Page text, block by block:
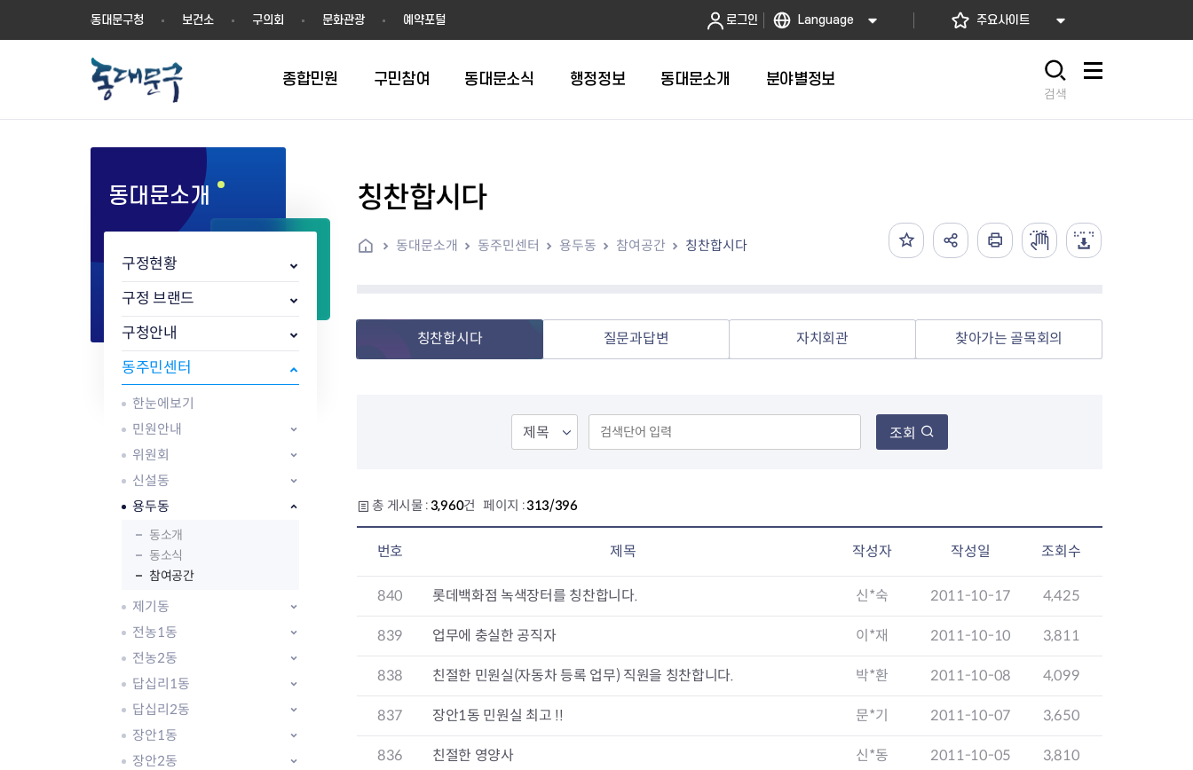
동대문구청 보건소 구의회 문화관광 예약포털 로그인 Language 주요사이트
종합민원
민원실안내
온라인번호표 발급(대기현황)
무인민원발급기
민원편의시책 및 제도
가족관계등록 제신고 후속절차
원스톱 통합안내
행정서비스헌장
어디서나민원
세무
건설관리
건축
대형폐기물신청
청년 행정체험단 신청
민원통합상담창구
구민참여
온라인접수
온라인접수내역
설문조사
공유공간 대관 시설 안내
나눔의 장터마당
추진현황
자주묻는질문
새소식
동대문소식
구정소식
보도자료
포토구정
고시공고
입법예고
문화행사
강좌교육
채용공고
유관기관소식
공모사업 알림방
동대문구소식지
실버 소식지
출산‧양육‧다자녀지원 안내
행정정보
주요업무계획(2024년~)
주요업무계획(~2023년)
비전 2026
동대문구청장직 인수위원회 백
월중주요행사
정책실명제
수상현황
월별행사달력
예산일반현황
주민참여예산제도
지방재정공시
예산낭비신고
행정정보 사전공표
결재문서 공개
업무추진비 공개
지출집행내역 공개
공유재산 정보
조직운영 핵심지표
공공데이터개방
계약현황
행정규제개혁
행정처분
법률상담
동대문구 AI 사업 현황
동대문소개
역사
상징물
기본현황
행정구역
꽃의 도시
Walking City
상징말(BI)
도시브랜드
청사안내
위원회
제기동
전농2동
휘경2동
공공기관
국내도시
국외도시
직거래장터쇼핑몰
이용안내
공직자부조리신고
하도급부조리신고
공익신고
부패행위신고
행동강령위반신고
옴부즈만 소개
고충민원 신청방법 및 처리
조사결과 공표
고향사랑기부제
답례물품
분야별정보
교육소식
교육프로그램
정보화교육
여성복지관
평생학습관
교육지원센터
구민 아카데미 신청
민방위
원어민 화상영어
동국 천문대
교육경비보조금 지원
일자리소식
일자리센터
직업소개사업
DDM 청년창업센터
관련링크
청년정책 문자알림서비스
바우처사업
노인
장애인
DDM 청소년아지트
안전문화운동
우리 동네 안전지도
안전 체험·교육
재난유형별 주요정책사업
재난약자 행동요령
지리교통소식
도로명주소 안내
상세주소 부여제도
지리정보
자전거
주차장
우회전알리미
문화체육소식
행사 및 프로그램
문화체육시설
공원녹지현황
단체안내
동대문문화재단
청소환경소식
쓰레기배출및수거
종량제봉투 및 납부필증
대형폐기물신청
재활용센터
정화조청소
환경오염현황
지역경제소식
기업 관련 사이트
동대문구 착한가격업소
숨어있는 착한가격업소 추천
장바구니 물가정보
도시정비소식
공동주택현황
정비사업구역현황
재건축
재개발
재정비촉진
지구단위계획
석면해체·제거일정
검색
사이트맵
동대문소개
구정현황
구정 브랜드
구청안내
동주민센터
한눈에보기
민원안내
위원회
신설동
용두동
동소개
동소식
참여공간
제기동
전농1동
전농2동
답십리1동
답십리2동
장안1동
장안2동
칭찬합시다
홈 동대문소개 동주민센터 용두동 참여공간 칭찬합시다
칭찬합시다 질문과답변 자치회관 찾아가는 골목회의
조회
총 게시물 :3,960건 페이지 :313/396
번호 제목 작성자 작성일 조회수
840 롯데백화점 녹색장터를 칭찬합니다. 신*숙 2011-10-17 4,425
839 업무에 충실한 공직자 이*재 2011-10-10 3,811
838 친절한 민원실(자동차 등록 업무) 직원을 칭찬합니다. 박*환 2011-10-08 4,099
837 장안1동 민원실 최고 !! 문*기 2011-10-07 3,650
836 친절한 영양사 신*동 2011-10-05 3,810